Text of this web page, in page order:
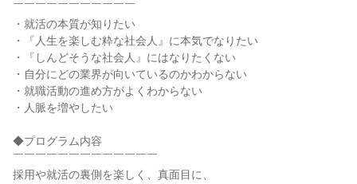
￣￣￣￣￣￣￣￣￣￣￣
・就活の本質が知りたい
・『人生を楽しむ粋な社会人』に本気でなりたい
・『しんどそうな社会人』にはなりたくない
・自分にどの業界が向いているのかわからない
・就職活動の進め方がよくわからない
・人脈を増やしたい
◆プログラム内容
￣￣￣￣￣￣￣￣￣￣￣￣￣
採用や就活の裏側を楽しく、真面目に、